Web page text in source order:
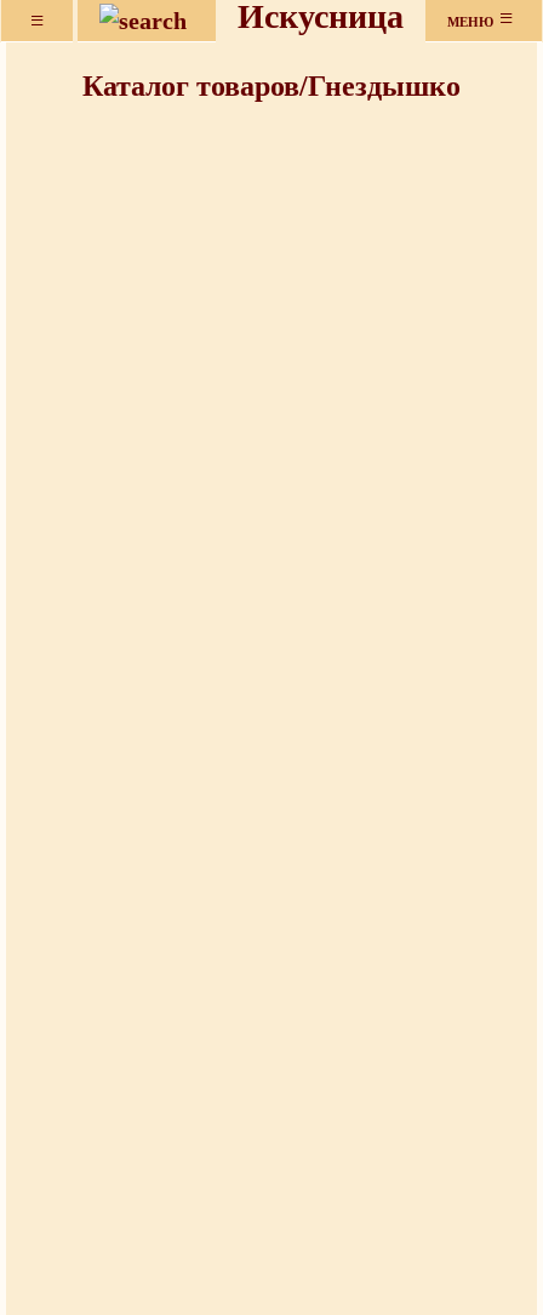
≡ Искусница МЕНЮ ≡
Каталог товаров/Гнездышко